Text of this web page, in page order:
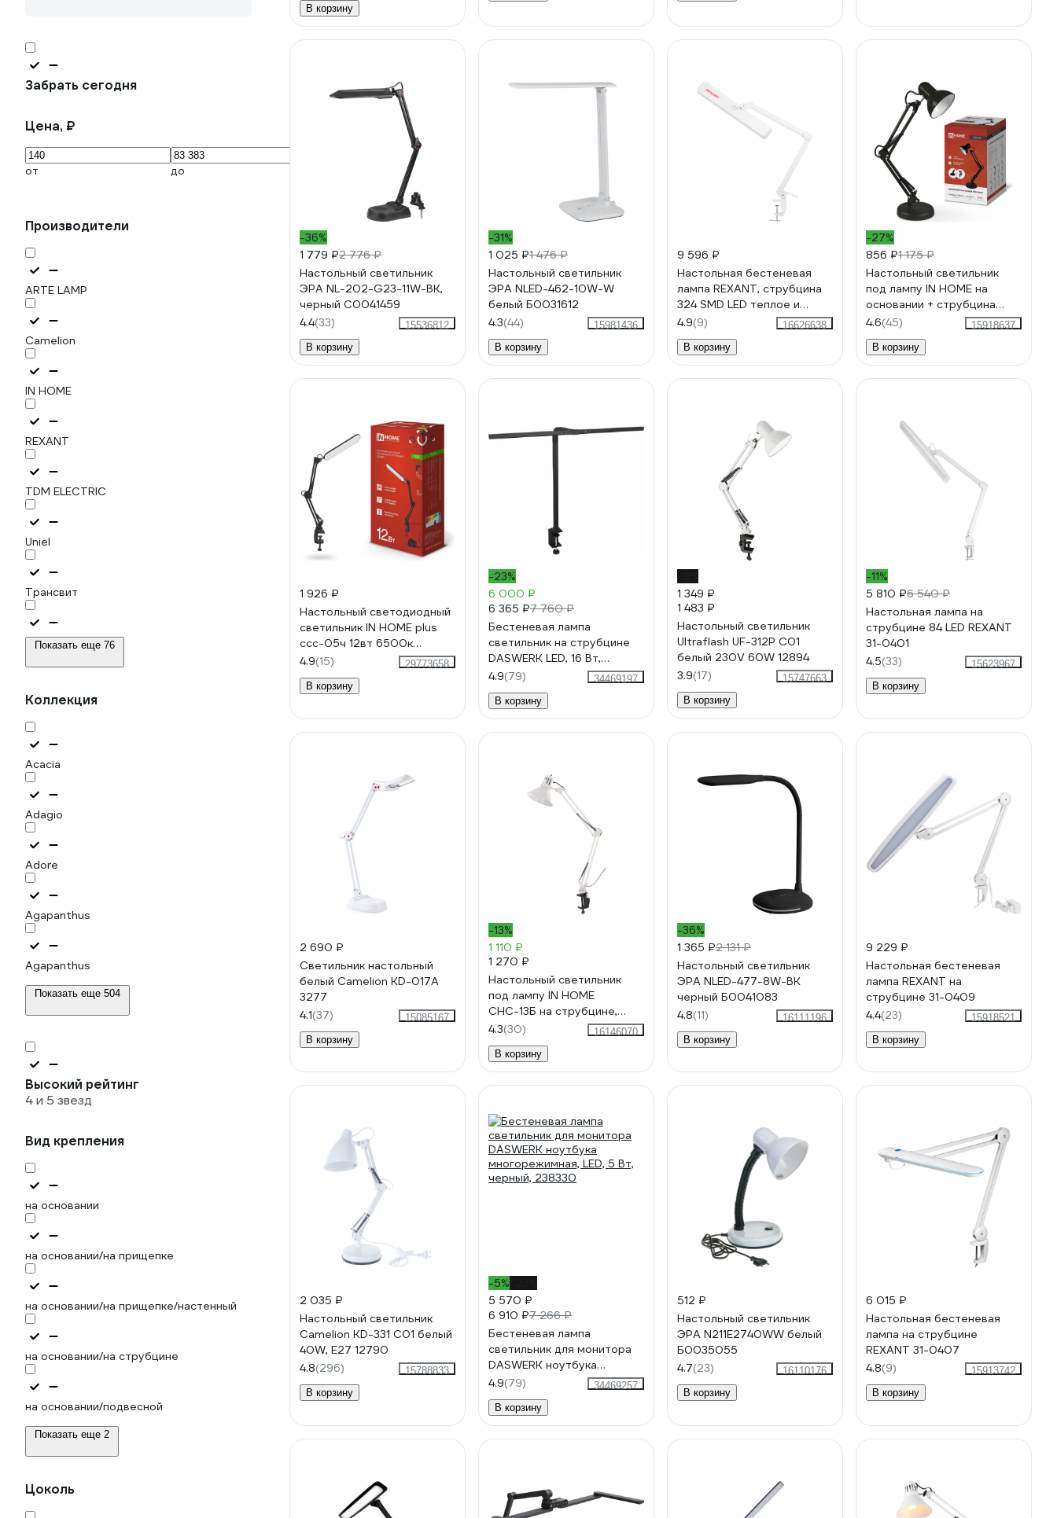
Забрать сегодня
Цена, ₽
от до
Производители
ARTE LAMP
Camelion
IN HOME
REXANT
TDM ELECTRIC
Uniel
Трансвит
ЭРАПоказать еще 76
Коллекция
Acacia
Adagio
Adore
Agapanthus
Agapanthus
Показать еще 504
Высокий рейтинг
4 и 5 звезд
Вид крепления
на основании
на основании/на прищепке
на основании/на прищепке/настенный
на основании/на струбцине
на основании/подвесной
Показать еще 2
Цоколь
В корзину
-36%
1 779 ₽2 776 ₽
Настольный светильник
ЭРА NL-202-G23-11W-BK,
черный C0041459
4.4(33)
15536812
В корзину
-31%
1 025 ₽1 476 ₽
Настольный светильник
ЭРА NLED-462-10W-W
белый Б0031612
4.3(44)
15981436
В корзину
9 596 ₽
Настольная бестеневая
лампа REXANT, струбцина
324 SMD LED теплое и
холодное свечение 31-0410
4.9(9)
16626638
В корзину
-27%
856 ₽1 175 ₽
Настольный светильник
под лампу IN HOME на
основании + струбцина
СНО-15Ч 60Вт E27 230В
ЧЕРНЫЙ 4690612012902
4.6(45)
15918637
В корзину
1 926 ₽
Настольный светодиодный
светильник IN HOME plus
ссc-05ч 12вт 6500к
500лм, usb, с адаптером,
на струбцине, черный
4690612045320
4.9(15)
29773658
В корзину
-23%
6 000 ₽
6 365 ₽7 760 ₽
Бестеневая лампа
светильник на струбцине
DASWERK LED, 16 Вт,
черный, высота 70 см,
238331
4.9(79)
34469197
В корзину
1 349 ₽
1 483 ₽
Настольный светильник
Ultraflash UF-312P С01
белый 230V 60W 12894
3.9(17)
15747663
В корзину
-11%
5 810 ₽6 540 ₽
Настольная лампа на
струбцине 84 LED REXANT
31-0401
4.5(33)
15623967
В корзину
2 690 ₽
Светильник настольный
белый Camelion KD-017A
3277
4.1(37)
15085167
В корзину
-13%
1 110 ₽
1 270 ₽
Настольный светильник
под лампу IN HOME
СНС-13Б на струбцине,
60Вт, E27, БЕЛЫЙ, коробка
4690612012728
4.3(30)
16146070
В корзину
-36%
1 365 ₽2 131 ₽
Настольный светильник
ЭРА NLED-477-8W-BK
черный Б0041083
4.8(11)
16111196
В корзину
9 229 ₽
Настольная бестеневая
лампа REXANT на
струбцине 31-0409
4.4(23)
15918521
В корзину
2 035 ₽
Настольный светильник
Camelion KD-331 C01 белый
40W, E27 12790
4.8(296)
15788833
В корзину
-5%
5 570 ₽
6 910 ₽7 266 ₽
Бестеневая лампа
светильник для монитора
DASWERK ноутбука
многорежимная, LED, 5 Вт,
черный, 238330
4.9(79)
34469257
В корзину
512 ₽
Настольный светильник
ЭРА N211E2740WW белый
Б0035055
4.7(23)
16110176
В корзину
6 015 ₽
Настольная бестеневая
лампа на струбцине
REXANT 31-0407
4.8(9)
15913742
В корзину